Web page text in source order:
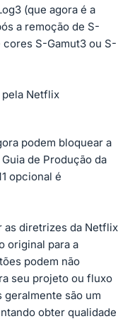
(que agora é a
a remoção de S-
S-Gamut3 ou S-
podem bloquear a
de Produção da
opcional é
as diretrizes da Netflix
original para a
podem não
seu projeto ou fluxo
são um
obter qualidade